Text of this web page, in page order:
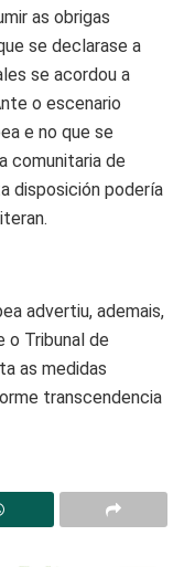
as obrigas
se declarase a
se acordou a
o escenario
e no que se
comunitaria de
disposición podería
advertiu, ademais,
o Tribunal de
as medidas
transcendencia